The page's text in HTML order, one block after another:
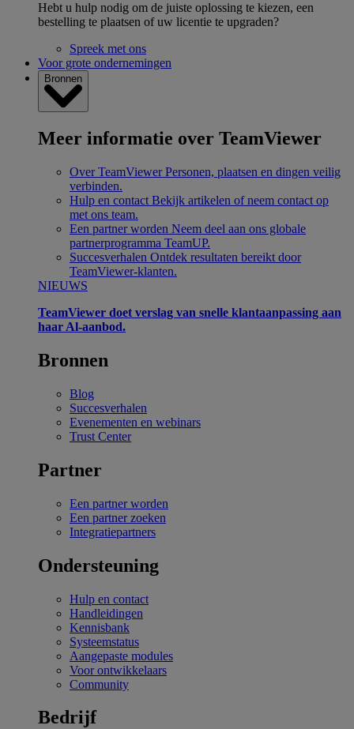
Hebt u hulp nodig om de juiste oplossing te kiezen, een
bestelling te plaatsen of uw licentie te upgraden?
Spreek met ons
Voor grote ondernemingen
Bronnen
Meer informatie over TeamViewer
Over TeamViewer Personen, plaatsen en dingen veilig
verbinden.
Hulp en contact Bekijk artikelen of neem contact op
met ons team.
Een partner worden Neem deel aan ons globale
partnerprogramma TeamUP.
Succesverhalen Ontdek resultaten bereikt door
TeamViewer-klanten.
NIEUWS
TeamViewer doet verslag van snelle klantaanpassing aan
haar Al-aanbod.
Bronnen
Blog
Succesverhalen
Evenementen en webinars
Trust Center
Partner
Een partner worden
Een partner zoeken
Integratiepartners
Ondersteuning
Hulp en contact
Handleidingen
Kennisbank
Systeemstatus
Aangepaste modules
Voor ontwikkelaars
Community
Bedrijf